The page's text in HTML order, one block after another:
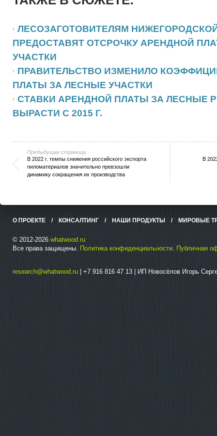
ЛЕСОЗАГОТОВИТЕЛЯМ
ПРЕДОСТАВЯТ ОТСРОЧКУ АРЕНДНОЙ
УЧАСТКИ
ПРАВИТЕЛЬСТВО ИЗМЕНИЛО
ПЛАТЫ ЗА ЛЕСНЫЕ УЧАСТКИ
СТАВКИ АРЕНДНОЙ ПЛАТЫ ЗА ЛЕСНЫЕ
ВЫРАСТИ С 2015 Г.
Предыдущая страница
В 2022 г. темпы снижения российского экспорта
пиломатериалов значительно превзошли
динамику сокращения их производства
В
О ПРОЕКТЕ / КОНСАЛТИНГ / НАШИ ПРОДУКТЫ / МИРОВЫЕ
© 2012-2026 whatwood.ru
Все права защищены. Политика конфиденциальности. Публичная
research@whatwood.ru | +7 916 816 47 13 | ИП Новосёлов Игорь